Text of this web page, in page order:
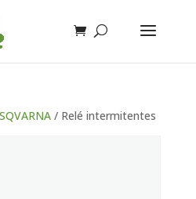
/ Relé intermitentes